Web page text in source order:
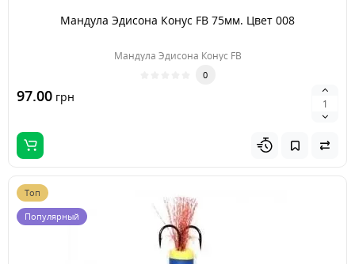
Мандула Эдисона Конус FB 75мм. Цвет 008
Мандула Эдисона Конус FB
0
97.00 грн
Топ
Популярный